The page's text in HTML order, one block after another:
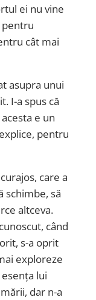
ei nu vine
pentru
cât mai
asupra unui
I-a spus că
e un
pentru
care a
schimbe, să
altceva.
când
s-a oprit
exploreze
lui
dar n-a